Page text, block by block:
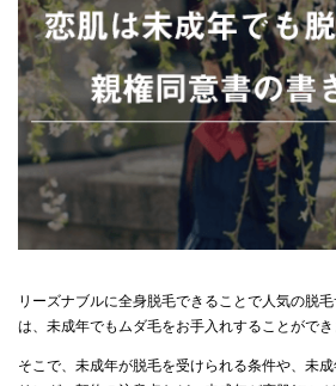
リーズナブルに全身脱毛できることで人気の脱
は、未成年でもムダ毛をお手入れすることができ
そこで、未成年が脱毛を受けられる条件や、未